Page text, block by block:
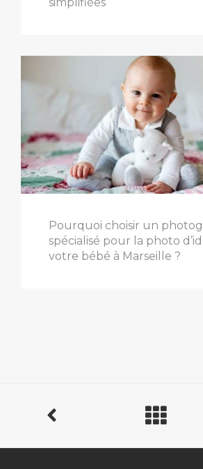
Pourquoi choisir un
spécialisé pour la photo
votre bébé à Marseille ?